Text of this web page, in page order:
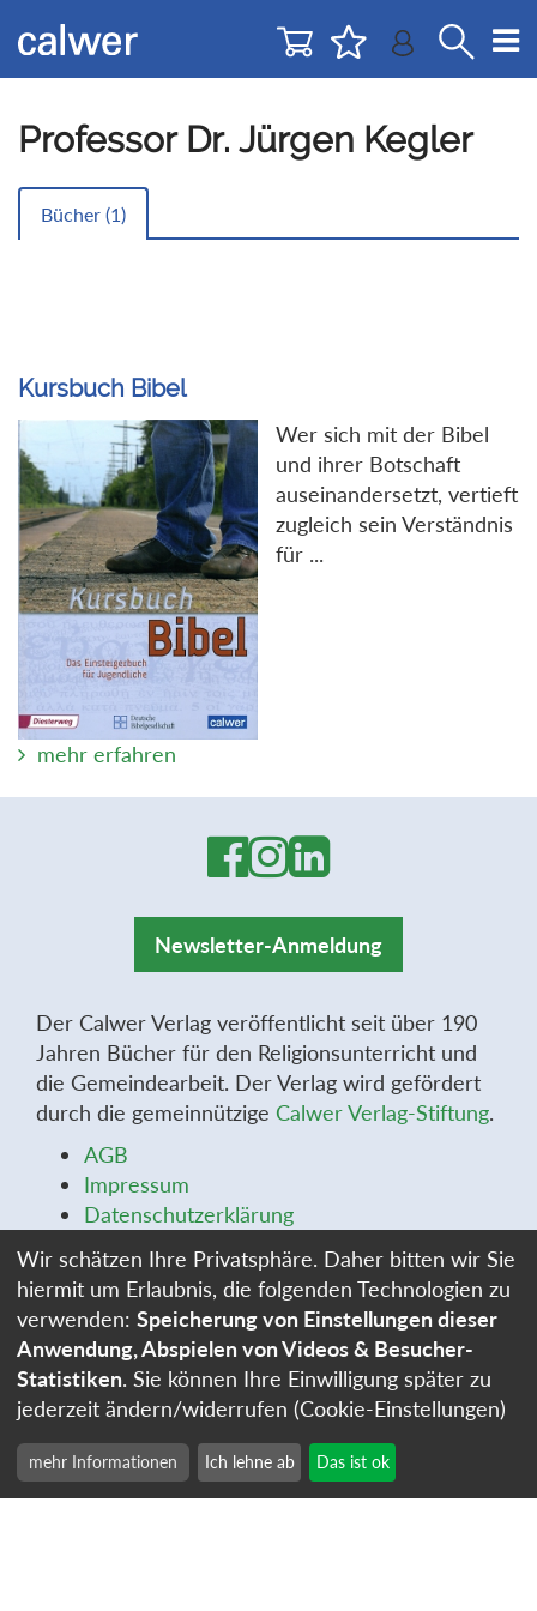
zur
Navigation
zum
Inhalt
Professor Dr. Jürgen Kegler
Bücher (1)
Kursbuch Bibel
Wer sich mit der Bibel
und ihrer Botschaft
auseinandersetzt, vertieft
zugleich sein Verständnis
für ...
mehr erfahren
Newsletter-Anmeldung
Der Calwer Verlag veröffentlicht seit über 190
Jahren Bücher für den Religionsunterricht und
die Gemeindearbeit. Der Verlag wird gefördert
durch die gemeinnützige Calwer Verlag-Stiftung.
AGB
Impressum
Datenschutzerklärung
Widerrufsformular
Stellenangebote
Cookie-Einstellungen
Wir schätzen Ihre Privatsphäre. Daher bitten wir Sie
hiermit um Erlaubnis, die folgenden Technologien zu
verwenden: Speicherung von Einstellungen dieser
Anwendung, Abspielen von Videos & Besucher-
Statistiken. Sie können Ihre Einwilligung später zu
jederzeit ändern/widerrufen (Cookie-Einstellungen)
mehr Informationen Ich lehne ab Das ist ok